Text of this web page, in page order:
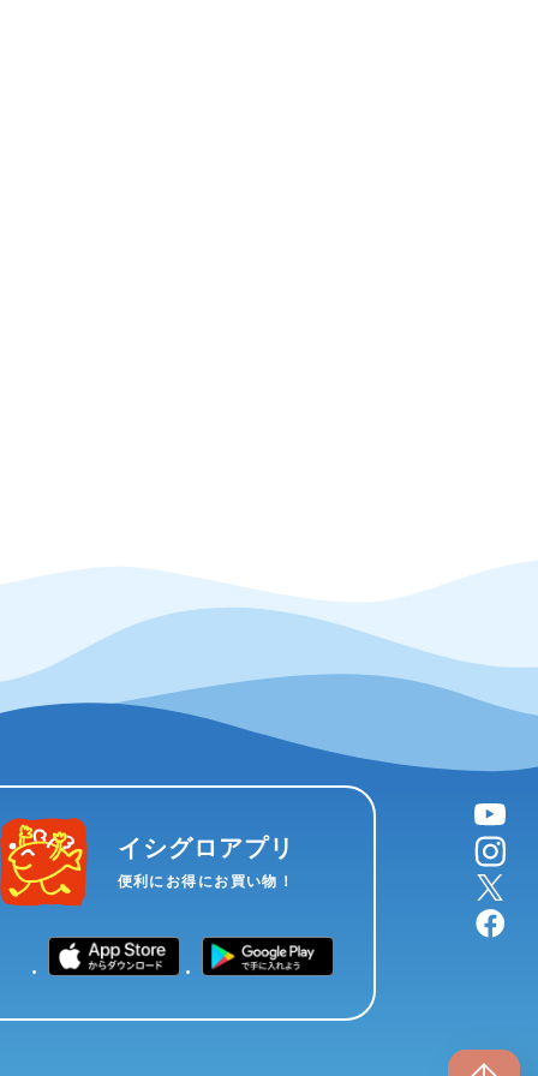
イシグロアプリ
便利にお得にお買い物！
YouTube
instagram
X
facebook